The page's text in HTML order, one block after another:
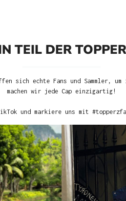
TEIL DER
sich echte Fans und Sammler,
machen wir jede Cap einzigartig!
und markiere uns mit